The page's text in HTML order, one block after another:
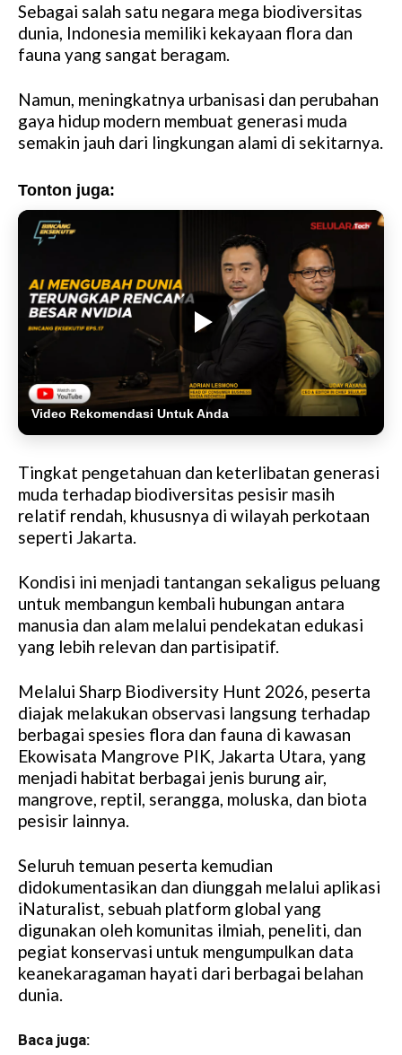
Sebagai salah satu negara mega biodiversitas
dunia, Indonesia memiliki kekayaan flora dan
fauna yang sangat beragam.
Namun, meningkatnya urbanisasi dan perubahan
gaya hidup modern membuat generasi muda
semakin jauh dari lingkungan alami di sekitarnya.
Tonton juga:
Video Rekomendasi Untuk Anda
Tingkat pengetahuan dan keterlibatan generasi
muda terhadap biodiversitas pesisir masih
relatif rendah, khususnya di wilayah perkotaan
seperti Jakarta.
Kondisi ini menjadi tantangan sekaligus peluang
untuk membangun kembali hubungan antara
manusia dan alam melalui pendekatan edukasi
yang lebih relevan dan partisipatif.
Melalui Sharp Biodiversity Hunt 2026, peserta
diajak melakukan observasi langsung terhadap
berbagai spesies flora dan fauna di kawasan
Ekowisata Mangrove PIK, Jakarta Utara, yang
menjadi habitat berbagai jenis burung air,
mangrove, reptil, serangga, moluska, dan biota
pesisir lainnya.
Seluruh temuan peserta kemudian
didokumentasikan dan diunggah melalui aplikasi
iNaturalist, sebuah platform global yang
digunakan oleh komunitas ilmiah, peneliti, dan
pegiat konservasi untuk mengumpulkan data
keanekaragaman hayati dari berbagai belahan
dunia.
Baca juga: